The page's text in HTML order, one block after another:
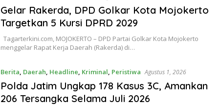
Gelar Rakerda, DPD Golkar Kota Mojokerto
Targetkan 5 Kursi DPRD 2029
Tagarterkini.com, MOJOKERTO – DPD Partai Golkar Kota Mojokerto
menggelar Rapat Kerja Daerah (Rakerda) di…
Berita Daerah Headline Kriminal Peristiwa Agustus 1, 2026
Polda Jatim Ungkap 178 Kasus 3C, Amankan
206 Tersangka Selama Juli 2026